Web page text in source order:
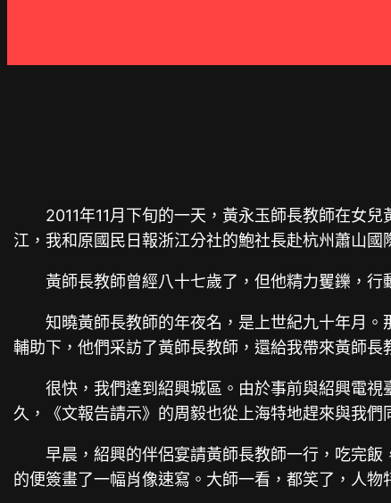
2011年11月下旬的一天，黃永玉師長教師在女
江，我和原國民日報浙江分社的鮑社長赴杭州蕭山
黃師長教師曾經八十七歲了，但他精力矍鑠，
知曉黃師長教師的年夜名，是上世紀九十年月。
輔助下，他們采訪了黃師長教師，還給我帶來黃師長
很快，我們達到紹興城區。由於事前與紹興電
久，《文報告請示》的周毅也從上海特地趕來與我們
早晨，紹興的伴侶宴請黃師長教師一行，吃完
的便簽畫了一幅肖像速寫。大師一看，都笑了，人物